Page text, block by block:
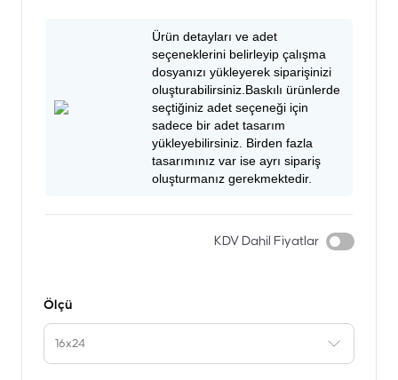
Ürün detayları ve adet
seçeneklerini belirleyip çalışma
dosyanızı yükleyerek siparişinizi
oluşturabilirsiniz.Baskılı ürünlerde
seçtiğiniz adet seçeneği için
sadece bir adet tasarım
yükleyebilirsiniz. Birden fazla
tasarımınız var ise ayrı sipariş
oluşturmanız gerekmektedir.
KDV Dahil Fiyatlar
Ölçü
16x24